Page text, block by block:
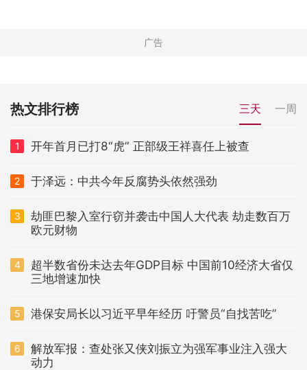
热文排行榜 三天 一周
1 开年首月已打8“虎” 正部级王祥喜任上被查
2 于泽远：中共今年反腐势头依然强劲
3
劫匪巴黎入室行窃并袭击中国人大代表 劫走数百万
欧元财物
4
超半数省份未达去年GDP目标 中国前10经济大省仅
三地增速加快
5 港保安局长以习近平早年经历 吁警员“自找苦吃”
6
解放军报：查处张又侠刘振立为强军事业注入强大
动力